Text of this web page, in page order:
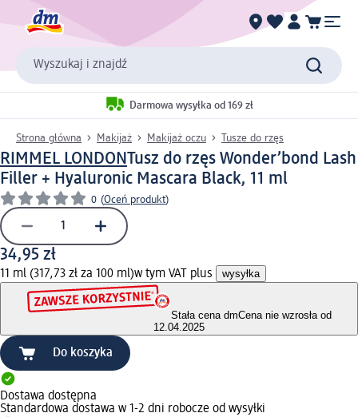
Wyszukaj i znajdź
Darmowa wysyłka od 169 zł
Strona główna Makijaż Makijaż oczu Tusze do rzęs
RIMMEL LONDONTusz do rzęs Wonder’bond Lash
Filler + Hyaluronic Mascara Black, 11 ml
0 (Oceń produkt)
34,95 zł
11 ml (317,73 zł za 100 ml)w tym VAT plus wysyłka
Stała cena dmCena nie wzrosła od
12.04.2025
Do koszyka
Dostawa dostępna
Standardowa dostawa w 1-2 dni robocze od wysyłki